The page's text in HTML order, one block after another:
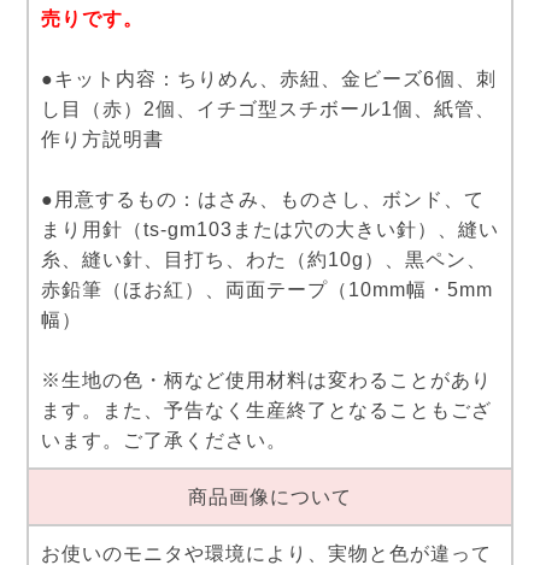
売りです。
●キット内容：ちりめん、赤紐、金ビーズ6個、刺
し目（赤）2個、イチゴ型スチボール1個、紙管、
作り方説明書
●用意するもの：はさみ、ものさし、ボンド、て
まり用針（ts-gm103または穴の大きい針）、縫い
糸、縫い針、目打ち、わた（約10g）、黒ペン、
赤鉛筆（ほお紅）、両面テープ（10mm幅・5mm
幅）
※生地の色・柄など使用材料は変わることがあり
ます。また、予告なく生産終了となることもござ
います。ご了承ください。
商品画像について
お使いのモニタや環境により、実物と色が違って